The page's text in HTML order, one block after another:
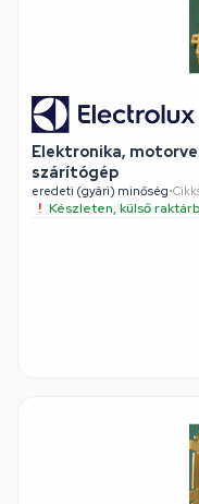
Elektronika,
szárítógép
eredeti (gyári) minőség•
Készleten, külső